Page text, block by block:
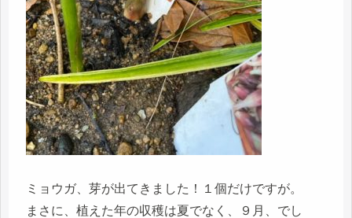
ミョウガ、芽が出てきました！１個だけですが。
まさに、植えた年の収穫は夏でなく、９月、でし